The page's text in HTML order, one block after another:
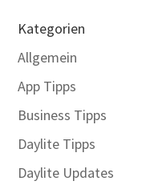
Kategorien
Allgemein
App Tipps
Business Tipps
Daylite Tipps
Daylite Updates